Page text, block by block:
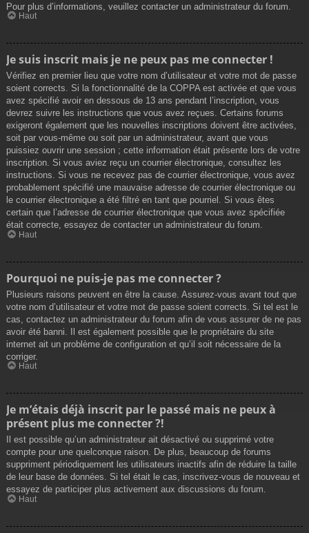
Pour plus d’informations, veuillez contacter un administrateur du forum.
Haut
Je suis inscrit mais je ne peux pas me connecter !
Vérifiez en premier lieu que votre nom d’utilisateur et votre mot de passe
soient corrects. Si la fonctionnalité de la COPPA est activée et que vous
avez spécifié avoir en dessous de 13 ans pendant l’inscription, vous
devrez suivre les instructions que vous avez reçues. Certains forums
exigeront également que les nouvelles inscriptions doivent être activées,
soit par vous-même ou soit par un administrateur, avant que vous
puissiez ouvrir une session ; cette information était présente lors de votre
inscription. Si vous aviez reçu un courrier électronique, consultez les
instructions. Si vous ne recevez pas de courrier électronique, vous avez
probablement spécifié une mauvaise adresse de courrier électronique ou
le courrier électronique a été filtré en tant que pourriel. Si vous êtes
certain que l’adresse de courrier électronique que vous avez spécifiée
était correcte, essayez de contacter un administrateur du forum.
Haut
Pourquoi ne puis-je pas me connecter ?
Plusieurs raisons peuvent en être la cause. Assurez-vous avant tout que
votre nom d’utilisateur et votre mot de passe soient corrects. Si tel est le
cas, contactez un administrateur du forum afin de vous assurer de ne pas
avoir été banni. Il est également possible que le propriétaire du site
internet ait un problème de configuration et qu’il soit nécessaire de la
corriger.
Haut
Je m’étais déjà inscrit par le passé mais ne peux à
présent plus me connecter ?!
Il est possible qu’un administrateur ait désactivé ou supprimé votre
compte pour une quelconque raison. De plus, beaucoup de forums
suppriment périodiquement les utilisateurs inactifs afin de réduire la taille
de leur base de données. Si tel était le cas, inscrivez-vous de nouveau et
essayez de participer plus activement aux discussions du forum.
Haut